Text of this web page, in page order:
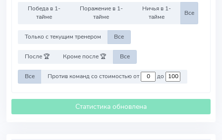
Победа в 1-
тайме
Поражение в 1-
тайме
Ничья в 1-
тайме
Все
Только с текущим тренером Все
После 🏆 Кроме после 🏆 Все
Все Против команд со стоимостью от до
Статистика обновлена